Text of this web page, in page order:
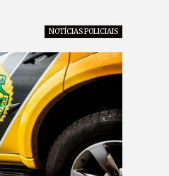
NOTÍCIAS POLICIAIS